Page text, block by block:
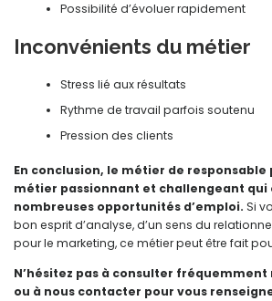
Possibilité d’évoluer rapidement
Inconvénients du métier
Stress lié aux résultats
Rythme de travail parfois soutenu
Pression des clients
En conclusion, le métier de
métier passionnant et challengeant qui
nombreuses opportunités d’emploi. Si
bon esprit d’analyse, d’un sens du
pour le marketing, ce métier peut être fait
N’hésitez pas à consulter fréquemment
ou à nous contacter pour vous